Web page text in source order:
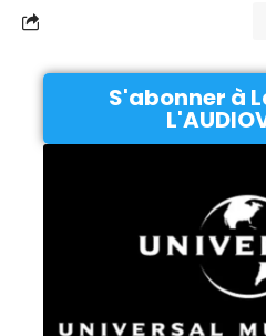
S'abonner à